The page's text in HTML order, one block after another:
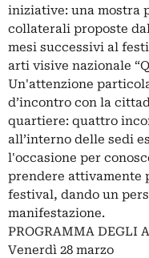
iniziative: una mostra
collaterali proposte
mesi successivi al
arti visive nazionale
Un'attenzione
d’incontro con la
quartiere: quattro
all’interno delle sedi
l'occasione per
prendere attivamente
festival, dando un
manifestazione.
PROGRAMMA DEGLI
Venerdì 28 marzo